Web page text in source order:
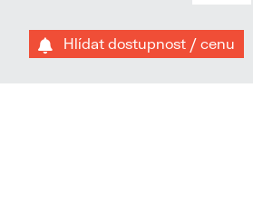
Hlídat dostupnost / cenu